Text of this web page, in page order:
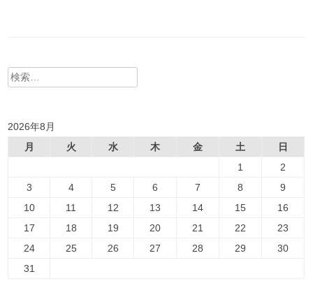
検
2026年8月
月
火 水 木 金 土
日
1
2
3
4 5 6 7 8
9
10
11 12 13 14 15
16
17
18 19 20 21 22
23
24
25 26 27 28 29
30
31